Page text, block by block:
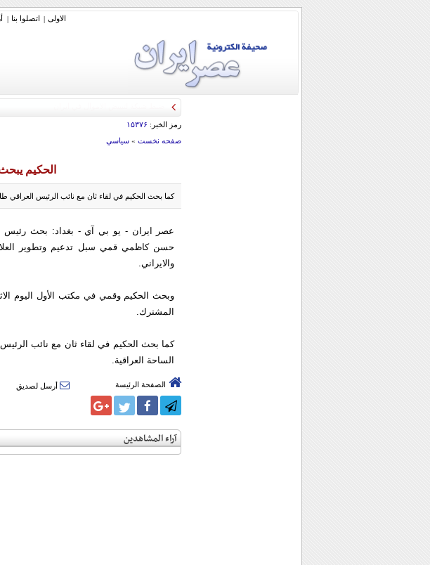
الاولی | اتصلوا بنا |
رمز الخبر: ۱۵۳۷۶
صفحه نخست» سياسي
الحكيم
كما بحث الحكيم في لقاء ثان مع نائب الرئيس العراقي
عصر ایران - يو بي آي - بغداد: بحث رئيس
حسن كاظمي قمي سبل تدعيم وتطوير
والايراني.
وبحث الحكيم وقمي في مكتب الأول اليوم
المشترك.
كما بحث الحكيم في لقاء ثان مع نائب
الساحة العراقية.
الصفحة الرئيسة أرسل لصديق
آراء المشاهدين